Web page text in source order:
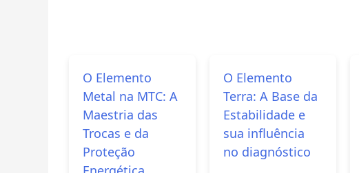
O Elemento
Metal na MTC: A
Maestria das
Trocas e da
Proteção
O Elemento
Terra: A Base da
Estabilidade e
sua influência
no diagnóstico